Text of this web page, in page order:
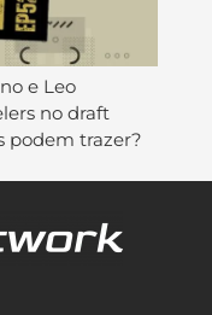
e Leo
no draft
podem trazer?